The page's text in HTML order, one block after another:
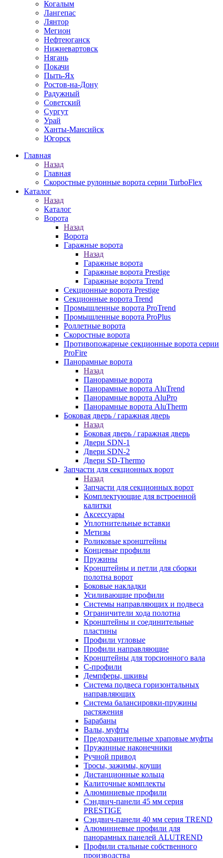
Когалым
Лангепас
Лянтор
Мегион
Нефтеюганск
Нижневартовск
Нягань
Покачи
Пыть-Ях
Рoстов-на-Дону
Радужный
Советский
Сургут
Урай
Ханты-Мансийск
Югорск
Главная
Назад
Главная
Скоростные рулонные ворота серии TurboFlex
Каталог
Назад
Каталог
Ворота
Назад
Ворота
Гаражные ворота
Назад
Гаражные ворота
Гаражные ворота Prestige
Гаражные ворота Trend
Секционные ворота Prestige
Секционные ворота Trend
Промышленные ворота ProTrend
Промышленные ворота ProPlus
Роллетные ворота
Скоростные ворота
Противопожарные секционные ворота серии
ProFire
Панорамные ворота
Назад
Панорамные ворота
Панорамные ворота AluTrend
Панорамные ворота AluPro
Панорамные ворота AluTherm
Боковая дверь / гаражная дверь
Назад
Боковая дверь / гаражная дверь
Двери SDN-1
Двери SDN-2
Двери SD-Thermo
Запчасти для секционных ворот
Назад
Запчасти для секционных ворот
Комплектующие для встроенной
калитки
Аксессуары
Уплотнительные вставки
Метизы
Роликовые кронштейны
Концевые профили
Пружины
Кронштейны и петли для сборки
полотна ворот
Боковые накладки
Усиливающие профили
Системы направляющих и подвеса
Ограничители хода полотна
Кронштейны и соединительные
пластины
Профили угловые
Профили направляющие
Кронштейны для торсионного вала
С-профили
Демпферы, шкивы
Система подвеса горизонтальных
направляющих
Система балансировки-пружины
растяжения
Барабаны
Валы, муфты
Предохранительные храповые муфты
Пружинные наконечники
Ручной привод
Тросы, зажимы, коуши
Дистанционные кольца
Калиточные комплекты
Алюминиевые профили
Сэндвич-панели 45 мм серия
PRESTIGE
Сэндвич-панели 40 мм серия TREND
Алюминиевые профили для
панорамных панелей ALUTREND
Профили стальные собственного
производства